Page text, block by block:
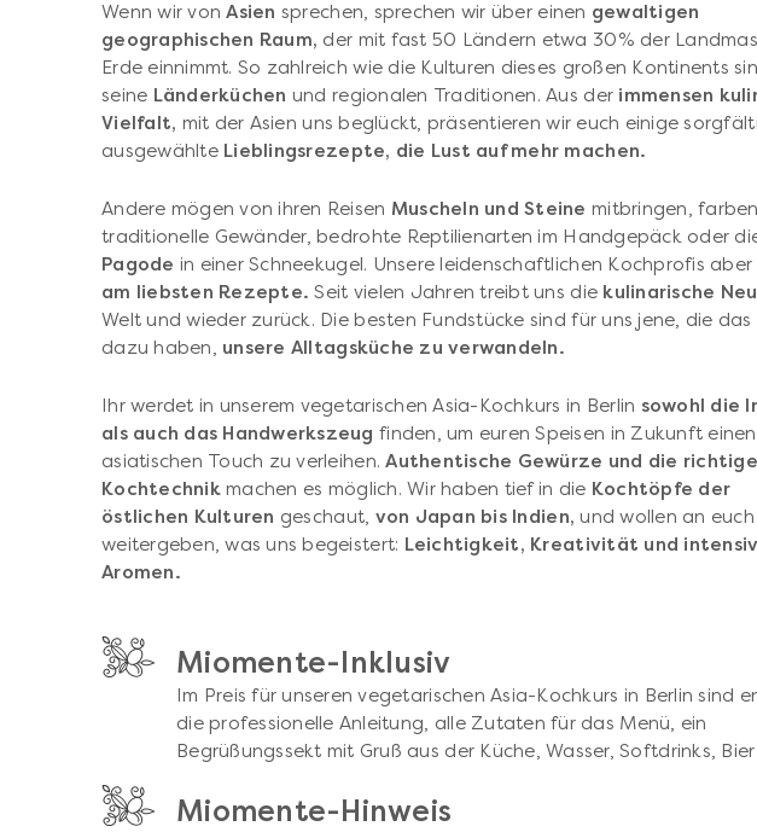
Wenn wir vonAsien sprechen, sprechen wir über einen gewaltigen
geographischen Raum, der mit fast 50 Ländern etwa 30% der
Erde einnimmt. So zahlreich wie die Kulturen dieses großen Kontinents
seine Länderküchen und regionalen Traditionen. Aus der immensen
Vielfalt, mit der Asien uns beglückt, präsentieren wir euch einige
ausgewählteLieblingsrezepte, die Lust auf mehr machen.
Andere mögen von ihren Reisen Muscheln und Steine mitbringen,
traditionelle Gewänder, bedrohte Reptilienarten im Handgepäck oder
Pagode in einer Schneekugel. Unsere leidenschaftlichen Kochprofis aber
am liebsten Rezepte. Seit vielen Jahren treibt uns die kulinarische
Welt und wieder zurück. Die besten Fundstücke sind für uns jene, die
dazu haben, unsere Alltagsküche zu verwandeln.
Ihr werdet in unserem vegetarischen Asia-Kochkurs in Berlin sowohl die
als auch das Handwerkszeug finden, um euren Speisen in Zukunft einen
asiatischen Touch zu verleihen.Authentische Gewürze und die richtige
Kochtechnikmachen es möglich. Wir haben tief in die Kochtöpfe der
östlichen Kulturen geschaut, von Japan bis Indien, und wollen an euch
weitergeben, was uns begeistert: Leichtigkeit, Kreativität und
Aromen.
Miomente-Inklusiv
Im Preis für unseren vegetarischen Asia-Kochkurs in Berlin sind
die professionelle Anleitung, alle Zutaten für das Menü, ein
Begrüßungssekt mit Gruß aus der Küche, Wasser, Softdrinks,
Miomente-Hinweis